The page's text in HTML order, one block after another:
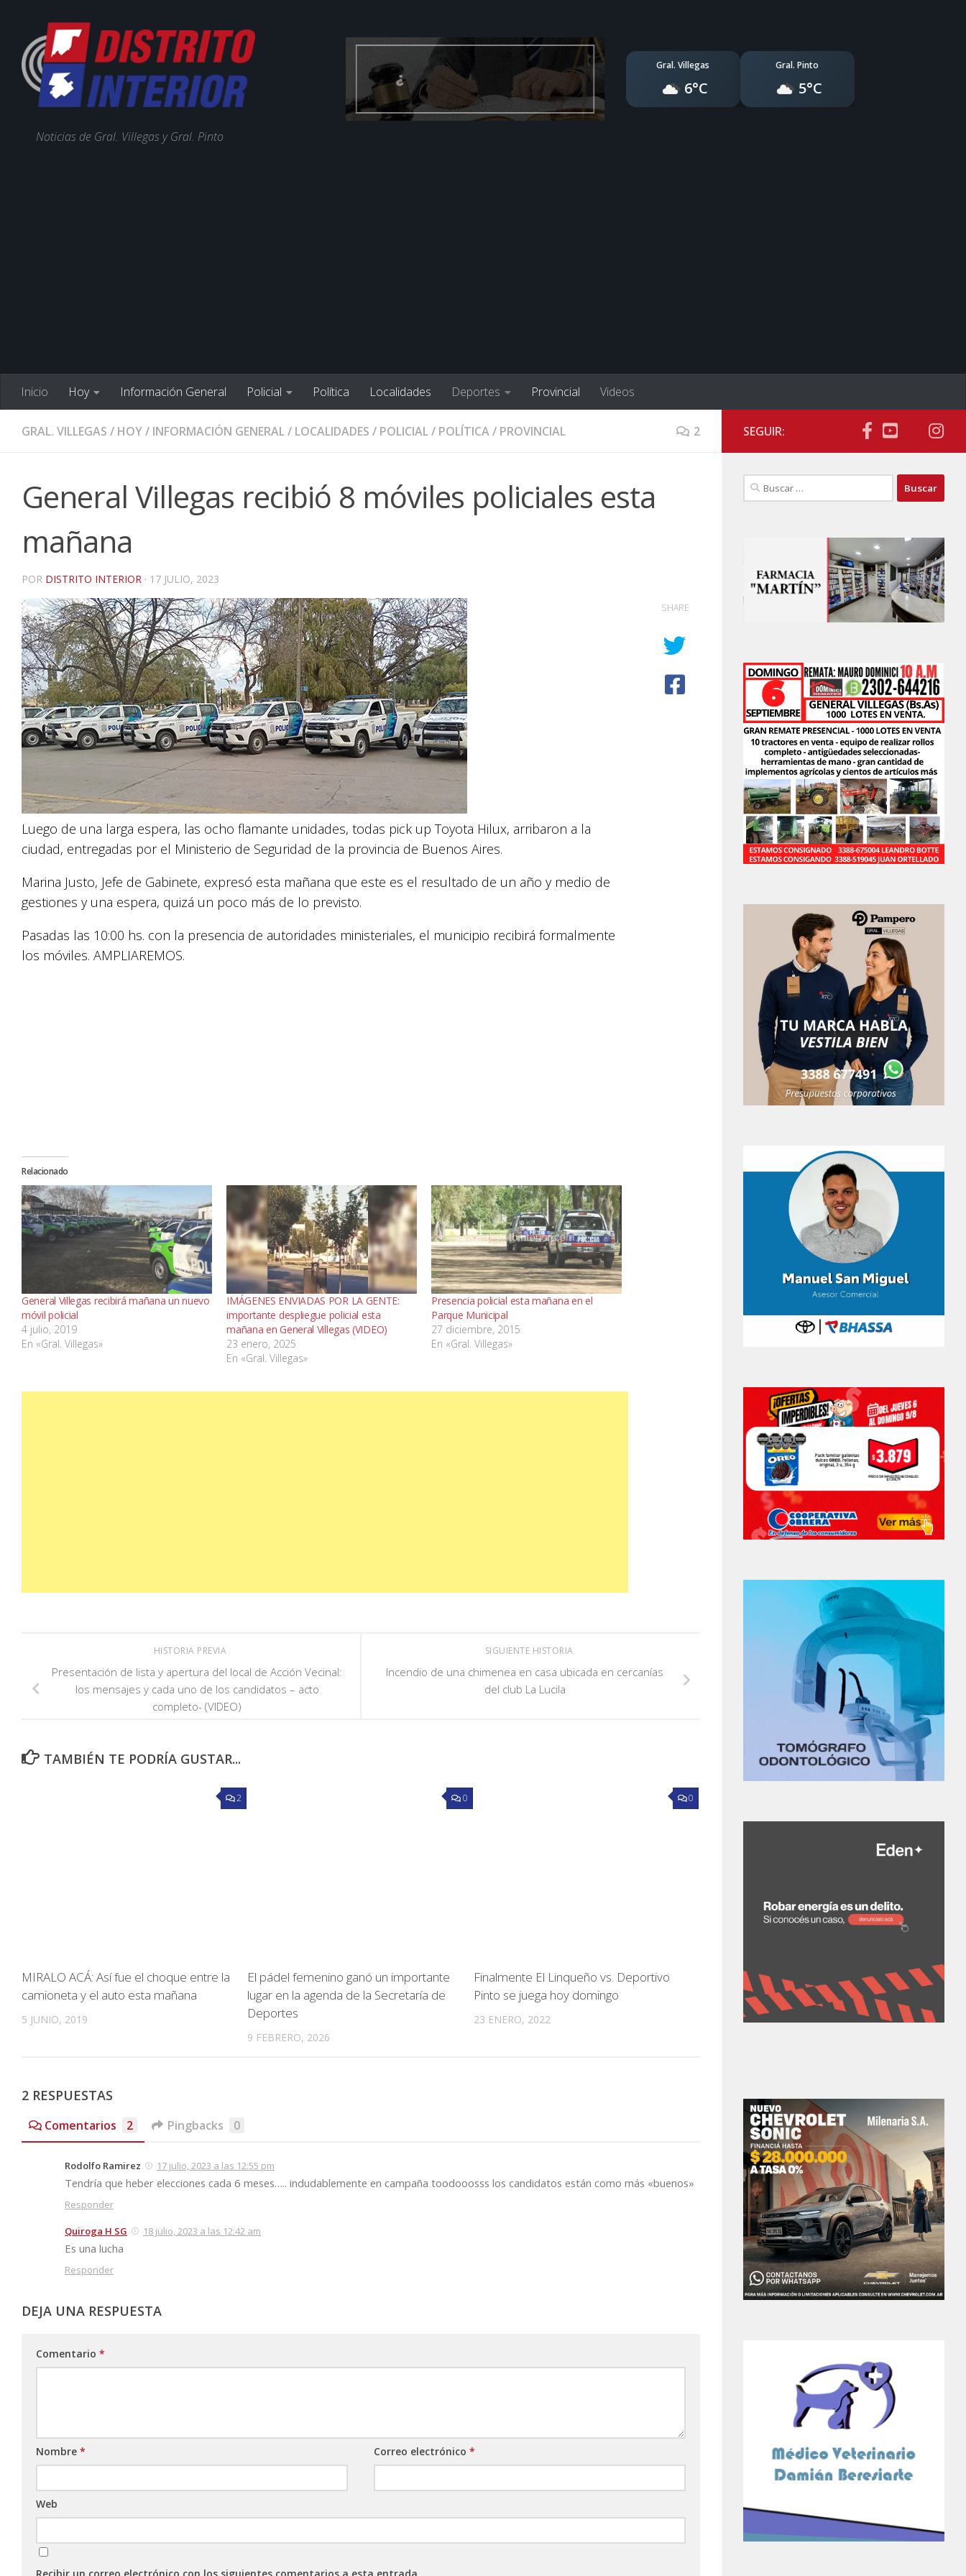
Noticias de Gral. Villegas y Gral. Pinto
Gral. Villegas
6°C
Gral. Pinto
5°C
Inicio Hoy Información General Policial Política Localidades Deportes Provincial Videos
GRAL. VILLEGAS / HOY/ INFORMACIÓN GENERAL/ LOCALIDADES / POLICIAL/ POLÍTICA/ PROVINCIAL 2
General Villegas recibió 8 móviles policiales esta
mañana
POR DISTRITO INTERIOR · 17 JULIO, 2023
Luego de una larga espera, las ocho flamante unidades, todas pick up Toyota Hilux, arribaron a la
ciudad, entregadas por el Ministerio de Seguridad de la provincia de Buenos Aires.
Marina Justo, Jefe de Gabinete, expresó esta mañana que este es el resultado de un año y medio de
gestiones y una espera, quizá un poco más de lo previsto.
Pasadas las 10:00 hs. con la presencia de autoridades ministeriales, el municipio recibirá formalmente
los móviles. AMPLIAREMOS.
Relacionado
General Villegas recibirá mañana un nuevo
móvil policial
4 julio, 2019
En «Gral. Villegas»
IMÁGENES ENVIADAS POR LA GENTE:
importante despliegue policial esta
mañana en General Villegas (VIDEO)
23 enero, 2025
En «Gral. Villegas»
Presencia policial esta mañana en el
Parque Municipal
27 diciembre, 2015
En «Gral. Villegas»
SHARE
SIGUIENTE HISTORIA
Incendio de una chimenea en casa ubicada en cercanías
del club La Lucila
HISTORIA PREVIA
Presentación de lista y apertura del local de Acción Vecinal:
los mensajes y cada uno de los candidatos – acto
completo- (VIDEO)
TAMBIÉN TE PODRÍA GUSTAR...
2
MIRALO ACÁ: Así fue el choque entre la
camioneta y el auto esta mañana
5 JUNIO, 2019
0
El pádel femenino ganó un importante
lugar en la agenda de la Secretaría de
Deportes
9 FEBRERO, 2026
0
Finalmente El Linqueño vs. Deportivo
Pinto se juega hoy domingo
23 ENERO, 2022
2 RESPUESTAS
Comentarios 2 Pingbacks 0
Rodolfo Ramirez 17 julio, 2023 a las 12:55 pm
Tendría que heber elecciones cada 6 meses….. indudablemente en campaña toodooosss los candidatos están como más «buenos»
Responder
Quiroga H SG 18 julio, 2023 a las 12:42 am
Es una lucha
Responder
DEJA UNA RESPUESTA
Comentario *
Nombre * Correo electrónico*
Web
SEGUIR:
Buscar: